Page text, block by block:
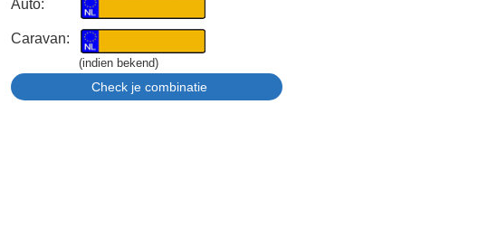
Auto:
Caravan:
(indien bekend)